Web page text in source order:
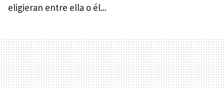
eligieran entre ella o él...